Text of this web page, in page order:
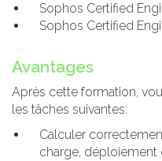
Sophos Certified
Sophos Certified
Avantages
Après cette formation,
les tâches suivantes:
Calculer
charge, déploiement